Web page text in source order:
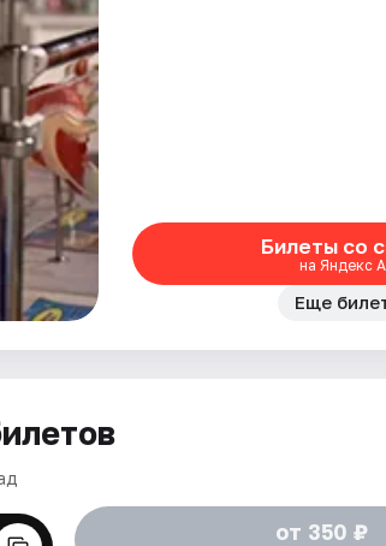
Билеты со
на Яндекс
Еще
от 350 ₽